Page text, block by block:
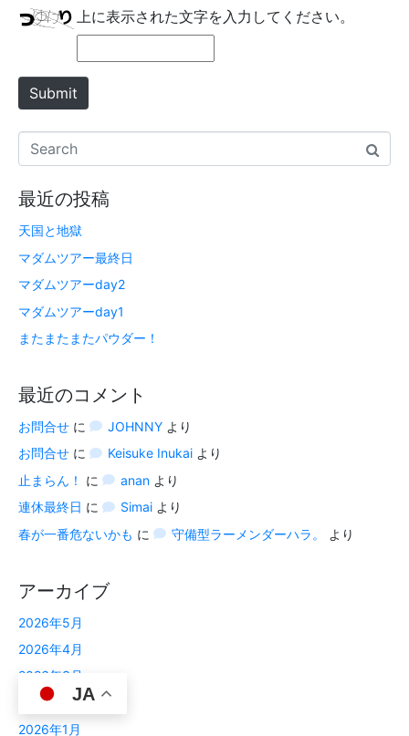
e
上に表示された文字を入力してください。
Submit
最近の投稿
天国と地獄
マダムツアー最終日
マダムツアーday2
マダムツアーday1
またまたまたパウダー！
最近のコメント
お問合せ に JOHNNYより
お問合せ に Keisuke Inukaiより
止まらん！
に ananより
連休最終日 に Simaiより
春が一番危ないかも に 守備型ラーメンダーハラ。 より
アーカイブ
2026年5月
2026年4月
2026年3月
2026年2月
2026年1月
JA